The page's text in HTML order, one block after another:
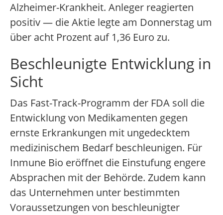
Alzheimer-Krankheit. Anleger reagierten
positiv — die Aktie legte am Donnerstag um
über acht Prozent auf 1,36 Euro zu.
Beschleunigte Entwicklung in
Sicht
Das Fast-Track-Programm der FDA soll die
Entwicklung von Medikamenten gegen
ernste Erkrankungen mit ungedecktem
medizinischem Bedarf beschleunigen. Für
Inmune Bio eröffnet die Einstufung engere
Absprachen mit der Behörde. Zudem kann
das Unternehmen unter bestimmten
Voraussetzungen von beschleunigter